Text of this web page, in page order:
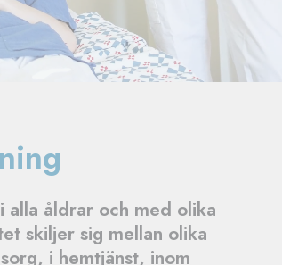
åldrar och med olika
skiljer sig mellan olika
i hemtjänst, inom